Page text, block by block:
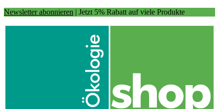
Newsletter abonnieren | Jetzt 5% Rabatt auf viele Produkte